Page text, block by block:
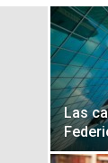
Las